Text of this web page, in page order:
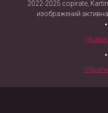
2022-2025 copirate,
изображений